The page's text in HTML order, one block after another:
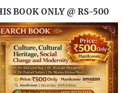
BOOK ONLY @ RS-500